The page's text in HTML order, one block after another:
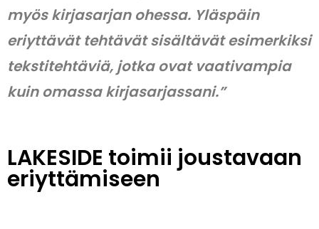
myös kirjasarjan ohessa. Yläspäin
eriyttävät tehtävät sisältävät esimerkiksi
tekstitehtäviä, jotka ovat vaativampia
kuin omassa kirjasarjassani.”
LAKESIDE toimii joustavaan
eriyttämiseen